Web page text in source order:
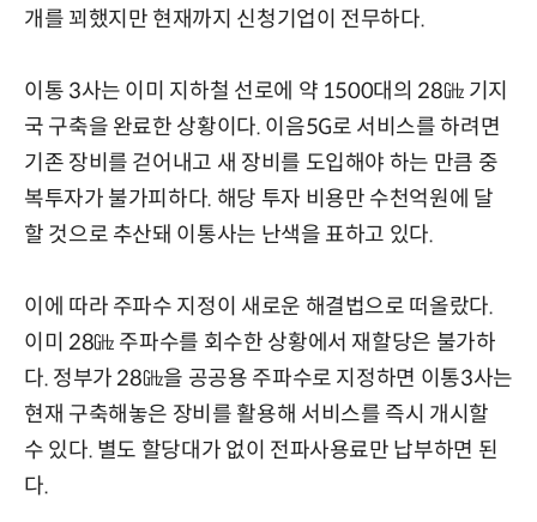
개를 꾀했지만 현재까지 신청기업이 전무하다.
이통 3사는 이미 지하철 선로에 약 1500대의 28㎓ 기지
국 구축을 완료한 상황이다. 이음5G로 서비스를 하려면
기존 장비를 걷어내고 새 장비를 도입해야 하는 만큼 중
복투자가 불가피하다. 해당 투자 비용만 수천억원에 달
할 것으로 추산돼 이통사는 난색을 표하고 있다.
이에 따라 주파수 지정이 새로운 해결법으로 떠올랐다.
이미 28㎓ 주파수를 회수한 상황에서 재할당은 불가하
다. 정부가 28㎓을 공공용 주파수로 지정하면 이통3사는
현재 구축해놓은 장비를 활용해 서비스를 즉시 개시할
수 있다. 별도 할당대가 없이 전파사용료만 납부하면 된
다.